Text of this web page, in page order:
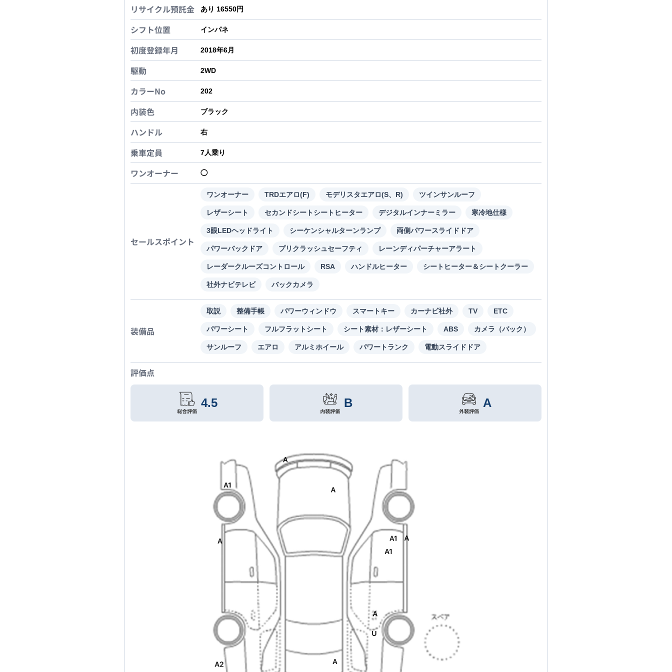
リサイクル預託金 あり 16550円
シフト位置 インパネ
初度登録年月 2018年6月
駆動 2WD
カラーNo 202
内装色 ブラック
ハンドル 右
乗車定員 7人乗り
ワンオーナー ◯
セールスポイント
ワンオーナー TRDエアロ(F) モデリスタエアロ(S、R) ツインサンルーフ
レザーシート セカンドシートシートヒーター デジタルインナーミラー 寒冷地仕様
3眼LEDヘッドライト シーケンシャルターンランプ 両側パワースライドドア
パワーバックドア プリクラッシュセーフティ レーンディパーチャーアラート
レーダークルーズコントロール RSA ハンドルヒーター シートヒーター＆シートクーラー
社外ナビテレビ バックカメラ
装備品
取説 整備手帳 パワーウィンドウ スマートキー カーナビ社外 TV ETC
パワーシート フルフラットシート シート素材：レザーシート ABS カメラ（バック）
サンルーフ エアロ アルミホイール パワートランク 電動スライドドア
評価点
4.5 B A